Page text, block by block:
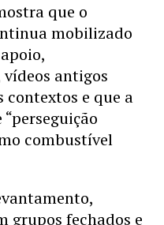
que o
mobilizado
antigos
contextos e que a
combustível
grupos fechados e